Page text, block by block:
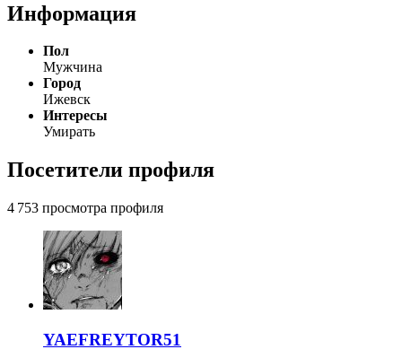
Информация
Пол
Мужчина
Город
Ижевск
Интересы
Умирать
Посетители профиля
4 753 просмотра профиля
YAEFREYTOR51